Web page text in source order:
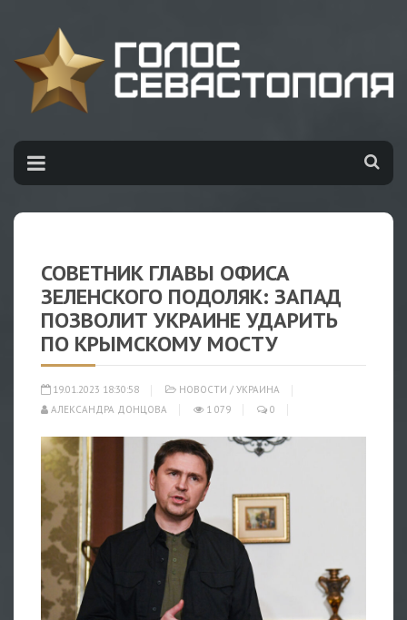
СОВЕТНИК ГЛАВЫ ОФИСА
ЗЕЛЕНСКОГО ПОДОЛЯК: ЗАПАД
ПОЗВОЛИТ УКРАИНЕ УДАРИТЬ
ПО КРЫМСКОМУ МОСТУ
19.01.2023 18:30:58 НОВОСТИ / УКРАИНА
АЛЕКСАНДРА ДОНЦОВА
1 079 0